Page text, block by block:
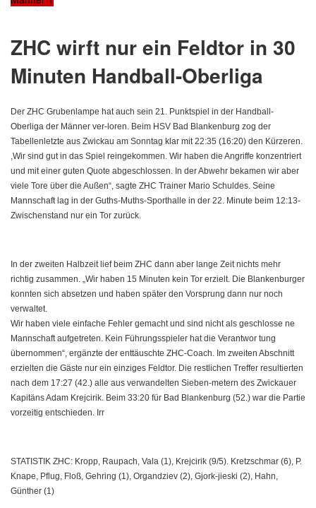
ZHC wirft nur ein Feldtor in 30
Minuten Handball-Oberliga
Der ZHC Grubenlampe hat auch sein 21. Punktspiel in der Handball-
Oberliga der Männer ver-loren. Beim HSV Bad Blankenburg zog der
Tabellenletzte aus Zwickau am Sonntag klar mit 22:35 (16:20) den Kürzeren.
,Wir sind gut in das Spiel reingekommen. Wir haben die Angriffe konzentriert
und mit einer guten Quote abgeschlossen. In der Abwehr bekamen wir aber
viele Tore über die Außen“, sagte ZHC Trainer Mario Schuldes. Seine
Mannschaft lag in der Guths-Muths-Sporthalle in der 22. Minute beim 12:13-
Zwischenstand nur ein Tor zurück.
In der zweiten Halbzeit lief beim ZHC dann aber lange Zeit nichts mehr
richtig zusammen. „Wir haben 15 Minuten kein Tor erzielt. Die Blankenburger
konnten sich absetzen und haben später den Vorsprung dann nur noch
verwaltet.
Wir haben viele einfache Fehler gemacht und sind nicht als geschlosse ne
Mannschaft aufgetreten. Kein Führungsspieler hat die Verantwor tung
übernommen“, ergänzte der enttäuschte ZHC-Coach. Im zweiten Abschnitt
erzielten die Gäste nur ein einziges Feldtor. Die restlichen Treffer resultierten
nach dem 17:27 (42.) alle aus verwandelten Sieben-metern des Zwickauer
Kapitäns Adam Krejcirik. Beim 33:20 für Bad Blankenburg (52.) war die Partie
vorzeitig entschieden. Irr
STATISTIK ZHC: Kropp, Raupach, Vala (1), Krejcirik (9/5). Kretzschmar (6), P.
Knape, Pflug, Floß, Gehring (1), Organdziev (2), Gjork-jieski (2), Hahn,
Günther (1)